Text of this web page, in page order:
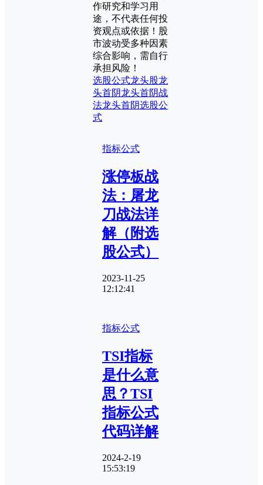
作研究和学习用
途，不代表任何投
资观点或依据！股
市波动受多种因素
综合影响，需自行
承担风险！
选股公式龙头股龙
头首阴龙头首阴战
法龙头首阴选股公
式
指标公式
涨停板战
法：屠龙
刀战法详
解（附选
股公式）
2023-11-25
12:12:41
指标公式
TSI指标
是什么意
思？TSI
指标公式
代码详解
2024-2-19
15:53:19